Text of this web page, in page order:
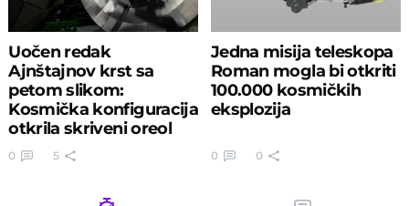
Uočen redak
Ajnštajnov krst sa
petom slikom:
Kosmička konfiguracija
otkrila skriveni oreol
tamne materije
0 5
Jedna misija teleskopa
Roman mogla bi otkriti
100.000 kosmičkih
eksplozija
0 0